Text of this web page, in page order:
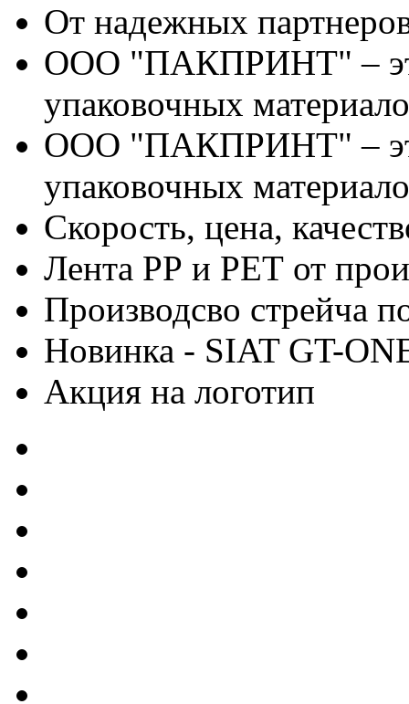
От надежных
ООО "ПАКПРИНТ" –
упаковочных
ООО "ПАКПРИНТ" –
упаковочных
Скорость, цена,
Лента РР и РЕТ от
Производсво стрейча
Новинка - SIAT GT-
Акция на логотип